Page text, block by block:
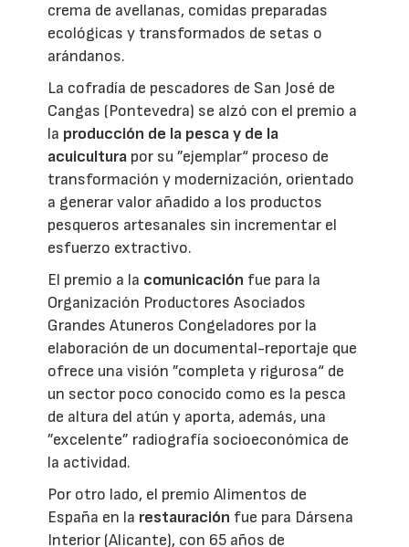
crema de avellanas, comidas preparadas
ecológicas y transformados de setas o
arándanos.
La cofradía de pescadores de San José de
Cangas (Pontevedra) se alzó con el premio a
la producción de la pesca y de la
acuicultura por su ”ejemplar“ proceso de
transformación y modernización, orientado
a generar valor añadido a los productos
pesqueros artesanales sin incrementar el
esfuerzo extractivo.
El premio a la comunicación fue para la
Organización Productores Asociados
Grandes Atuneros Congeladores por la
elaboración de un documental-reportaje que
ofrece una visión ”completa y rigurosa“ de
un sector poco conocido como es la pesca
de altura del atún y aporta, además, una
”excelente” radiografía socioeconómica de
la actividad.
Por otro lado, el premio Alimentos de
España en la restauración fue para Dársena
Interior (Alicante), con 65 años de